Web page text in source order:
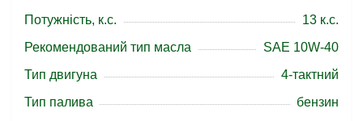
Потужність, к.с.
13 к.c.
Рекомендований тип масла
SAE 10W-40
Тип двигуна
4-тактний
Тип палива
бензин